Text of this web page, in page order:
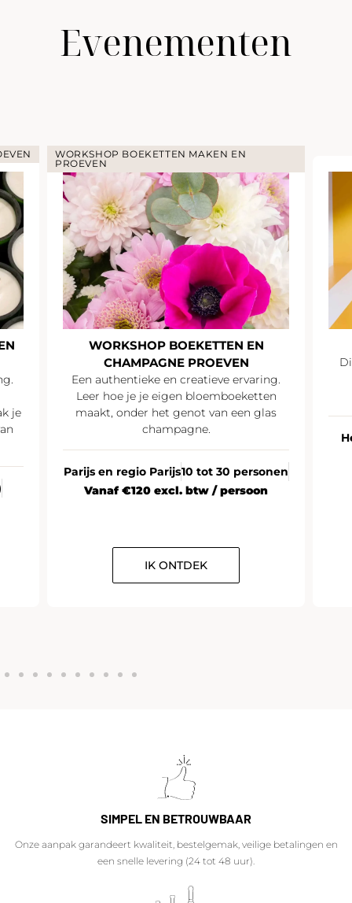
Evenementen
je
WORKSHOP BOEKETTEN MAKEN EN
PROEVEN
WORKSHOP BOEKETTEN EN
CHAMPAGNE PROEVEN
Een authentieke en creatieve ervaring.
Leer hoe je je eigen bloemboeketten
maakt, onder het genot van een glas
champagne.
Parijs en regio Parijs10 tot 30 personen
Vanaf €120 excl. btw / persoon
IK ONTDEK
SIMPEL EN BETROUWBAAR
Onze aanpak garandeert kwaliteit, bestelgemak, veilige betalingen en
een snelle levering (24 tot 48 uur).